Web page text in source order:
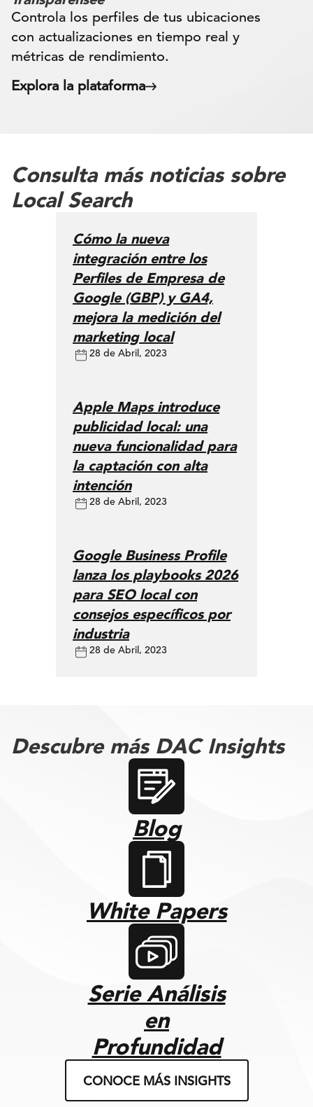
Controla los perfiles de tus ubicaciones
con actualizaciones en tiempo real y
métricas de rendimiento.
Explora la plataforma
Consulta más noticias sobre
Local Search
Cómo la nueva
integración entre los
Perfiles de Empresa de
Google (GBP) y GA4,
mejora la medición del
marketing local
28 de Abril, 2023
Apple Maps introduce
publicidad local: una
nueva funcionalidad para
la captación con alta
intención
28 de Abril, 2023
Google Business Profile
lanza los playbooks 2026
para SEO local con
consejos específicos por
industria
28 de Abril, 2023
Descubre más DAC Insights
Blog
White Papers
Serie Análisis
en
Profundidad
CONOCE MÁS INSIGHTS